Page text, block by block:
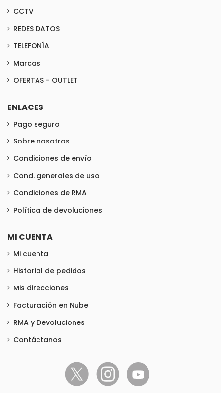
CCTV
REDES DATOS
TELEFONÍA
Marcas
OFERTAS - OUTLET
ENLACES
Pago seguro
Sobre nosotros
Condiciones de envío
Cond. generales de uso
Condiciones de RMA
Política de devoluciones
MI CUENTA
Mi cuenta
Historial de pedidos
Mis direcciones
Facturación en Nube
RMA y Devoluciones
Contáctanos